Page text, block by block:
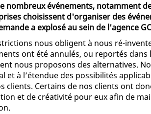
nombreux événements, notamment
choisissent d'organiser des
a explosé au sein de l'agence
nous obligent à nous ré-
ont été annulés, ou reportés dans
nous proposons des alternatives.
et à l’étendue des possibilités
clients. Certains de nos clients ont
et de créativité pour eux afin de